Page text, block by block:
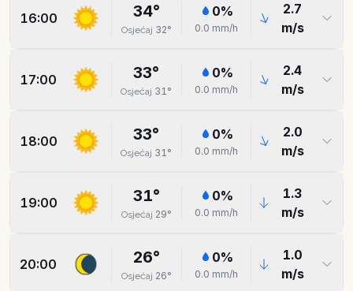
16:00 34°
Osjećaj 32°
0%
0.0 mm/h
2.7
m/s
17:00 33°
Osjećaj 31°
0%
0.0 mm/h
2.4
m/s
18:00 33°
Osjećaj 31°
0%
0.0 mm/h
2.0
m/s
19:00 31°
Osjećaj 29°
0%
0.0 mm/h
1.3
m/s
20:00 26°
Osjećaj 26°
0%
0.0 mm/h
1.0
m/s